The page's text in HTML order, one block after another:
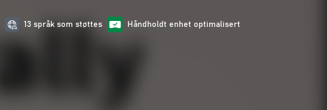
13 språk som støttes Håndholdt enhet optimalisert